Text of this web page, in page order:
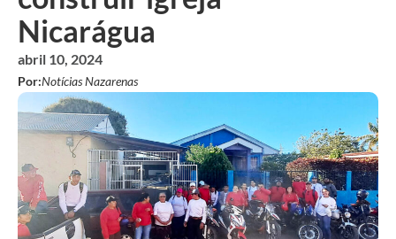
Nicarágua
abril 10, 2024
Por:Notícias Nazarenas